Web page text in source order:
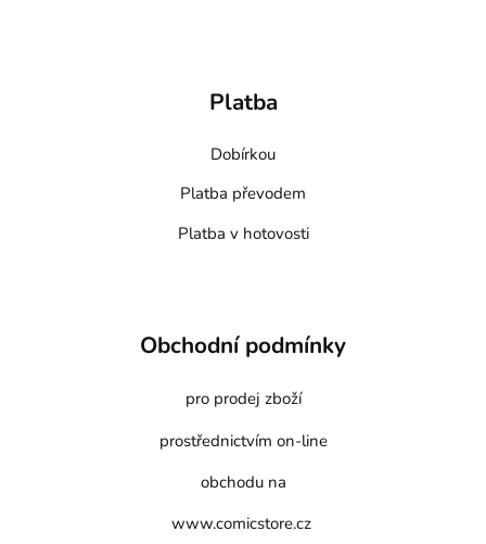
Platba
Dobírkou
Platba převodem
Platba v hotovosti
Obchodní podmínky
pro prodej zboží
prostřednictvím on-line
obchodu na
www.comicstore.cz